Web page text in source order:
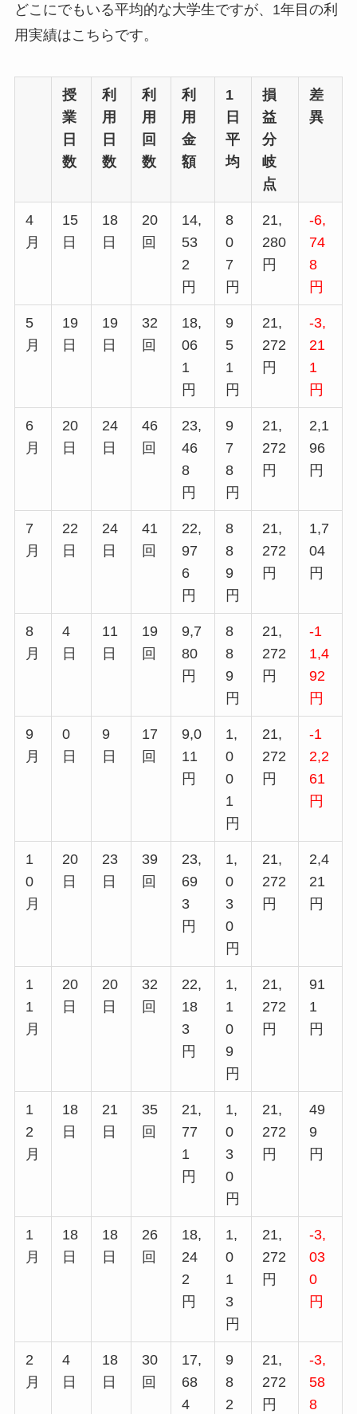
どこにでもいる平均的な大学生ですが、1年目の利
用実績はこちらです。
授
業
日
数
利
用
日
数
利
用
回
数
利
用
金
額
1
日
平
均
損
益
分
岐
点
差
異
4
月
15
日
18
日
20
回
14,
53
2
円
8
0
7
円
21,
280
円
-6,
74
8
円
5
月
19
日
19
日
32
回
18,
06
1
円
9
5
1
円
21,
272
円
-3,
21
1
円
6
月
20
日
24
日
46
回
23,
46
8
円
9
7
8
円
21,
272
円
2,1
96
円
7
月
22
日
24
日
41
回
22,
97
6
円
8
8
9
円
21,
272
円
1,7
04
円
8
月
4
日
11
日
19
回
9,7
80
円
8
8
9
円
21,
272
円
-1
1,4
92
円
9
月
0
日
9
日
17
回
9,0
11
円
1,
0
0
1
円
21,
272
円
-1
2,2
61
円
1
0
月
20
日
23
日
39
回
23,
69
3
円
1,
0
3
0
円
21,
272
円
2,4
21
円
1
1
月
20
日
20
日
32
回
22,
18
3
円
1,
1
0
9
円
21,
272
円
91
1
円
1
2
月
18
日
21
日
35
回
21,
77
1
円
1,
0
3
0
円
21,
272
円
49
9
円
1
月
18
日
18
日
26
回
18,
24
2
円
1,
0
1
3
円
21,
272
円
-3,
03
0
円
2
月
4
日
18
日
30
回
17,
68
4
9
8
2
21,
272
円
-3,
58
8